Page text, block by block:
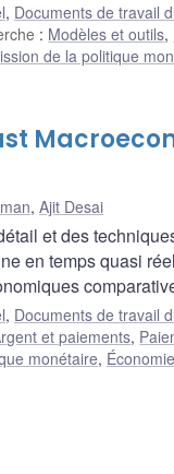
, Documents de travail
: Modèles et outils,
de la politique
, Ajit Desai
et des
en temps quasi
, Documents de travail
et paiements,
monétaire,